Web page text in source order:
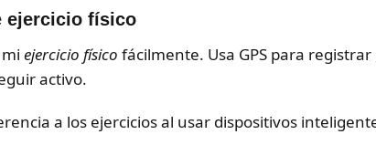
ejercicio físico
ejercicio físico fácilmente. Usa GPS para
activo.
a los ejercicios al usar dispositivos